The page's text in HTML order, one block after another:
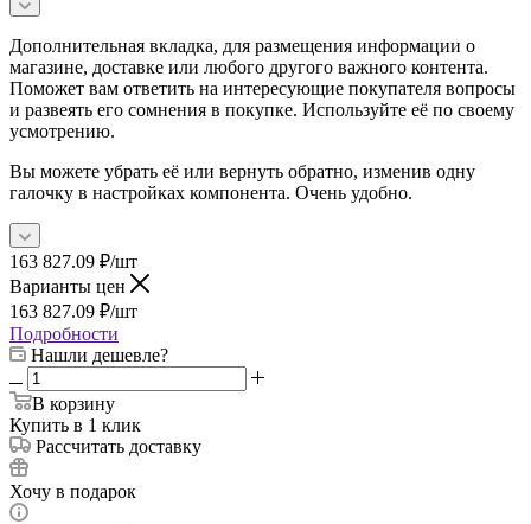
Дополнительная вкладка, для размещения информации о
магазине, доставке или любого другого важного контента.
Поможет вам ответить на интересующие покупателя вопросы
и развеять его сомнения в покупке. Используйте её по своему
усмотрению.
Вы можете убрать её или вернуть обратно, изменив одну
галочку в настройках компонента. Очень удобно.
163 827.09 ₽/шт
Варианты цен
163 827.09 ₽/шт
Подробности
Нашли дешевле?
В корзину
Купить в 1 клик
Рассчитать доставку
Хочу в подарок